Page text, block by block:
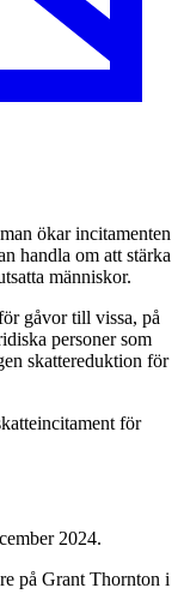
ökar incitamenten
handla om att stärka
människor.
gåvor till vissa, på
personer som
skattereduktion för
för
2024.
på Grant Thornton i